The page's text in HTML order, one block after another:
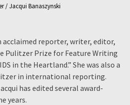
/ Jacqui Banaszynski
acclaimed reporter, writer, editor,
Pulitzer Prize for Feature Writing
in the Heartland.” She was also a
in international reporting.
has edited several award-
years.